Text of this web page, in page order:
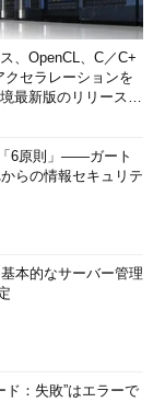
、OpenCL、C／C+
クセラレーションを
最新版のリリースを
6原則」――ガート
らの情報セキュリテ
本的なサーバー管理
ド：失敗”はエラーで